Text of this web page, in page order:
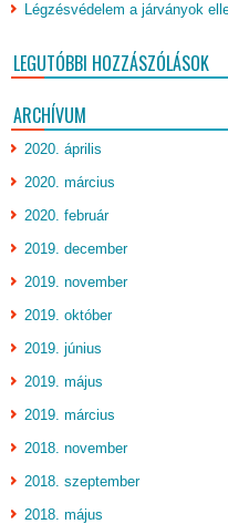
Légzésvédelem a járványok
LEGUTÓBBI HOZZÁSZÓLÁSOK
ARCHÍVUM
2020. április
2020. március
2020. február
2019. december
2019. november
2019. október
2019. június
2019. május
2019. március
2018. november
2018. szeptember
2018. május